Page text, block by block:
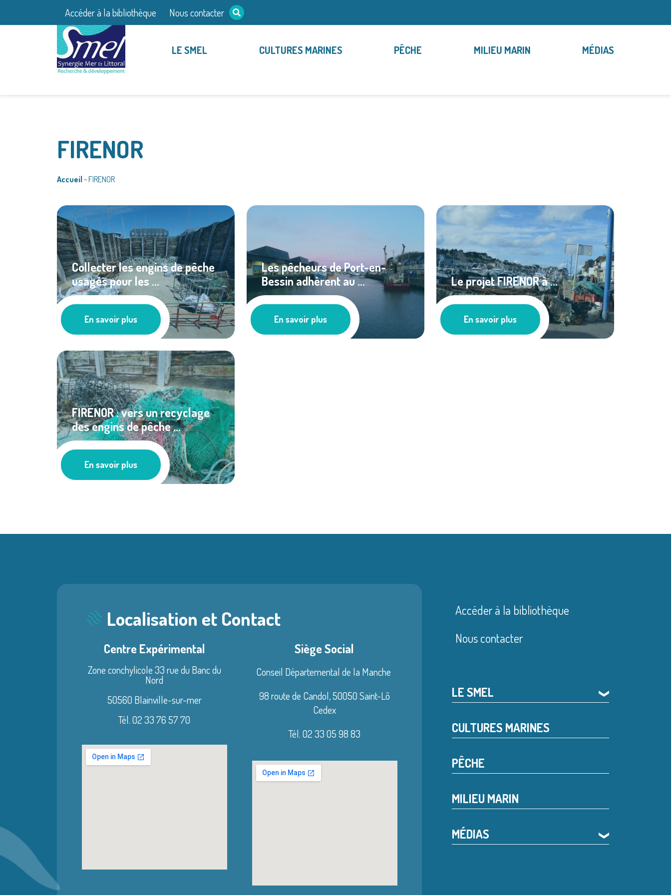
Accéder à la bibliothèque Nous contacter
LE SMEL CULTURES MARINES PÊCHE MILIEU MARIN MÉDIAS
FIRENOR
Accueil ~FIRENOR
Collecter les engins de pêche
usagés pour les ...
Les actus
En savoir plus
Les pêcheurs de Port-en-
Bessin adhèrent au ...
Les actus
En savoir plus
Le projet FIRENOR à ...
Les actus
En savoir plus
FIRENOR : vers un recyclage
des engins de pêche ...
Pêche
En savoir plus
Localisation et Contact
Centre Expérimental
Zone conchylicole 33 rue du Banc du
Nord
50560 Blainville-sur-mer
Tél. 02 33 76 57 70
Siège Social
Conseil Départemental de la Manche
98 route de Candol,50050 Saint-Lô
Cedex
Tél. 02 33 05 98 83
Accéder à la bibliothèque
Nous contacter
LE SMEL ❯
CULTURES MARINES
PÊCHE
MILIEU MARIN
MÉDIAS ❯